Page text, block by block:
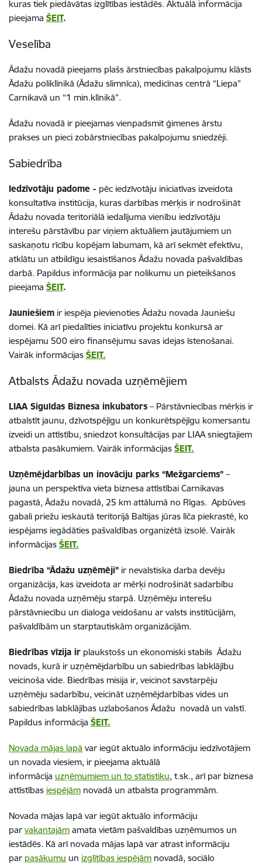
kuras tiek piedāvātas izglītības iestādēs. Aktuālā informācija
pieejama ŠEIT.
Veselība
Ādažu novadā pieejams plašs ārstniecības pakalpojumu klāsts
Ādažu poliklīnikā (Ādažu slimnīca), medicīnas centrā “Liepa”
Carnikavā un “1 min.klīnikā”.
Ādažu novadā ir pieejamas vienpadsmit ģimenes ārstu
prakses un pieci zobārstniecības pakalpojumu sniedzēji.
Sabiedrība
Iedzīvotāju padome - pēc iedzīvotāju iniciatīvas izveidota
konsultatīva institūcija, kuras darbības mērķis ir nodrošināt
Ādažu novada teritoriālā iedalījuma vienību iedzīvotāju
interešu pārstāvību par viņiem aktuāliem jautājumiem un
saskaņotu rīcību kopējam labumam, kā arī sekmēt efektīvu,
atklātu un atbildīgu iesaistīšanos Ādažu novada pašvaldības
darbā. Papildus informācija par nolikumu un pieteikšanos
pieejama ŠEIT.
Jauniešiem ir iespēja pievienoties Ādažu novada Jauniešu
domei. Kā arī piedalīties iniciatīvu projektu konkursā ar
iespējamu 500 eiro finansējumu savas idejas īstenošanai.
Vairāk informācijas ŠEIT.
Atbalsts Ādažu novada uzņēmējiem
LIAA Siguldas Biznesa inkubators – Pārstāvniecības mērķis ir
atbalstīt jaunu, dzīvotspējīgu un konkurētspējīgu komersantu
izveidi un attīstību, sniedzot konsultācijas par LIAA sniegtajiem
atbalsta pasākumiem. Vairāk informācijas ŠEIT.
Uzņēmējdarbības un inovāciju parks “Mežgarciems” –
jauna un perspektīva vieta biznesa attīstībai Carnikavas
pagastā, Ādažu novadā, 25 km attālumā no Rīgas. Apbūves
gabali priežu ieskautā teritorijā Baltijas jūras līča piekrastē, ko
iespējams iegādāties pašvaldības organizētā izsolē. Vairāk
informācijas ŠEIT.
Biedrība “Ādažu uzņēmēji” ir nevalstiska darba devēju
organizācija, kas izveidota ar mērķi nodrošināt sadarbību
Ādažu novada uzņēmēju starpā. Uzņēmēju interešu
pārstāvniecību un dialoga veidošanu ar valsts institūcijām,
pašvaldībām un starptautiskām organizācijām.
Biedrības vīzija ir plaukstošs un ekonomiski stabils Ādažu
novads, kurā ir uzņēmējdarbību un sabiedrības labklājību
veicinoša vide. Biedrības misija ir, veicinot savstarpēju
uzņēmēju sadarbību, veicināt uzņēmējdarbības vides un
sabiedrības labklājības uzlabošanos Ādažu novadā un valstī.
Papildus informācija ŠEIT.
Novada mājas lapā var iegūt aktuālo informāciju iedzīvotājiem
un novada viesiem, ir pieejama aktuālā
informācija uzņēmumiem un to statistiku, t.sk., arī par biznesa
attīstības iespējām novadā un atbalsta programmām.
Novada mājas lapā var iegūt aktuālo informāciju
par vakantajām amata vietām pašvaldības uzņēmumos un
iestādēs. Kā arī novada mājas lapā var atrast informāciju
par pasākumu un izglītības iespējām novadā, sociālo